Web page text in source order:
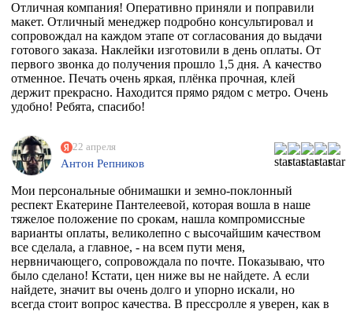
Отличная компания! Оперативно приняли и поправили
макет. Отличный менеджер подробно консультировал и
сопровождал на каждом этапе от согласования до выдачи
готового заказа. Наклейки изготовили в день оплаты. От
первого звонка до получения прошло 1,5 дня. А качество
отменное. Печать очень яркая, плёнка прочная, клей
держит прекрасно. Находится прямо рядом с метро. Очень
удобно! Ребята, спасибо!
22 апреля
Антон Репников
Мои персональные обнимашки и земно-поклонный
респект Екатерине Пантелеевой, которая вошла в наше
тяжелое положение по срокам, нашла компромиссные
варианты оплаты, великолепно с высочайшим качеством
все сделала, а главное, - на всем пути меня,
нервничающего, сопровождала по почте. Показываю, что
было сделано! Кстати, цен ниже вы не найдете. А если
найдете, значит вы очень долго и упорно искали, но
всегда стоит вопрос качества. В прессролле я уверен, как в